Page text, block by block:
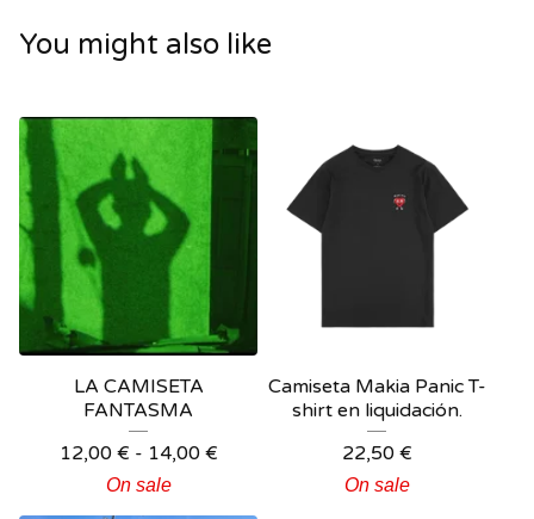
You might also like
LA CAMISETA
FANTASMA
12,00 € - 14,00 €
On sale
Camiseta Makia Panic T-
shirt en liquidación.
22,50 €
On sale